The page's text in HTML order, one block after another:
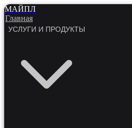
МАЙПЛ
Главная
УСЛУГИ И ПРОДУКТЫ